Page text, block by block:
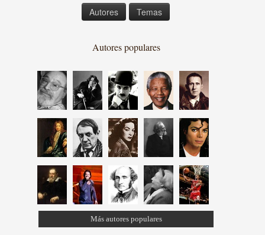
Autores Temas
Autores populares
Más autores populares